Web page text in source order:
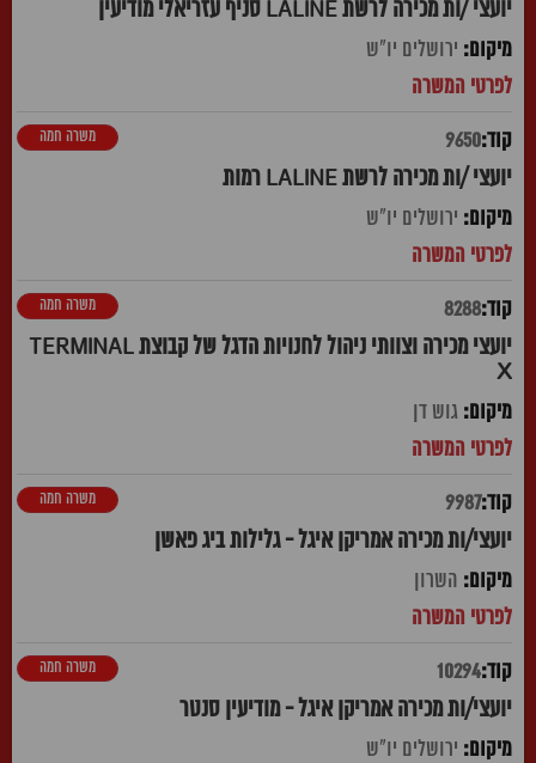
יועצי /ות מכירה לרשת LALINE סניף עזריאלי מודיעין
ירושלים יו"ש
9650
יועצי /ות מכירה לרשת LALINE רמות
משרה חמה
ירושלים יו"ש
8288
יועצי מכירה וצוותי ניהול לחנויות הדגל של קבוצת TERMINAL
X
משרה חמה
גוש דן
9987
יועצי/ות מכירה אמריקן איגל - גלילות ביג פאשן
משרה חמה
השרון
10294
יועצי/ות מכירה אמריקן איגל - מודיעין סנטר
משרה חמה
ירושלים יו"ש